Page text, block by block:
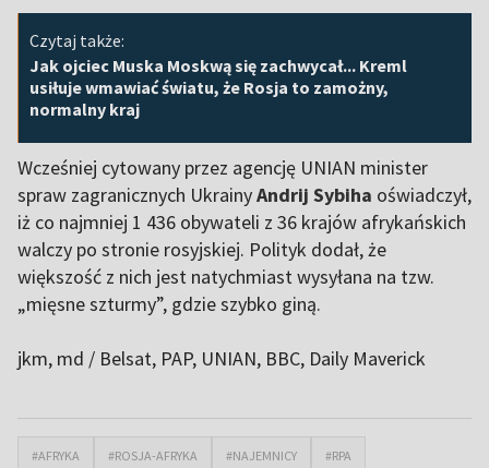
Czytaj także:
Jak ojciec Muska Moskwą się zachwycał... Kreml
usiłuje wmawiać światu, że Rosja to zamożny,
normalny kraj
Wcześniej cytowany przez agencję UNIAN minister
spraw zagranicznych UkrainyAndrij Sybiha oświadczył,
iż co najmniej 1 436 obywateli z 36 krajów afrykańskich
walczy po stronie rosyjskiej. Polityk dodał, że
większość z nich jest natychmiast wysyłana na tzw.
„mięsne szturmy”, gdzie szybko giną.
jkm, md / Belsat, PAP, UNIAN, BBC, Daily Maverick
#AFRYKA #ROSJA-AFRYKA #NAJEMNICY #RPA